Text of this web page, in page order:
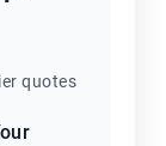
quotes